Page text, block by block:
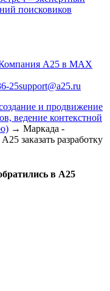
поисковиков
25support@a25.ru
и продвижение
ведение контекстной
→ Маркада -
заказать разработку
в А25